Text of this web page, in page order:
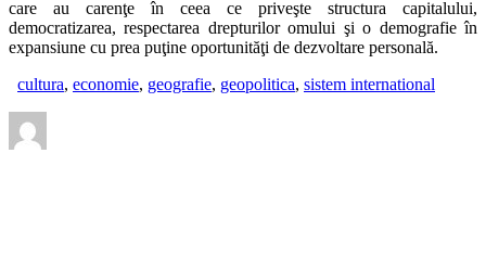
care au carenţe în ceea ce priveşte structura capitalului,
democratizarea, respectarea drepturilor omului şi o demografie în
expansiune cu prea puţine oportunităţi de dezvoltare personală.
cultura, economie, geografie, geopolitica, sistem international